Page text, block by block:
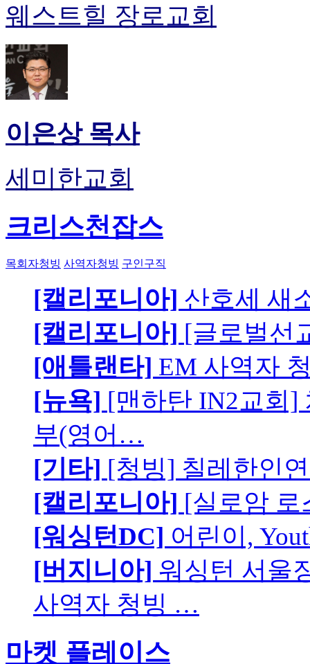
웨스트힐 장로교회
이은상 목사
세미한교회
크리스천잡스
목회자청빙 사역자청빙 구인구직
[캘리포니아] 산호세 새
[캘리포니아] [글로벌선
[애틀랜타] EM 사역자
[뉴욕] [맨하탄 IN2교회]
부(영어…
[기타] [청빙] 칠레한인
[캘리포니아] [실로암 로
[워싱턴DC] 어린이,
[버지니아] 워싱턴 서울
사역자 청빙 …
마켓 플레이스